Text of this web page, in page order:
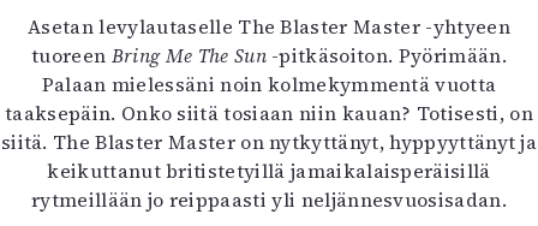
2–3/2026
1/2026
6/2025
5/2025 saame
5/2025
Lehtiarkisto
Asetan levylautaselle The Blaster Master -yhtyeen
tuoreen Bring Me The Sun-pitkäsoiton. Pyörimään.
Palaan mielessäni noin kolmekymmentä vuotta
taaksepäin. Onko siitä tosiaan niin kauan? Totisesti, on
siitä. The Blaster Master on nytkyttänyt, hyppyyttänyt ja
keikuttanut britistetyillä jamaikalaisperäisillä
rytmeillään jo reippaasti yli neljännesvuosisadan.